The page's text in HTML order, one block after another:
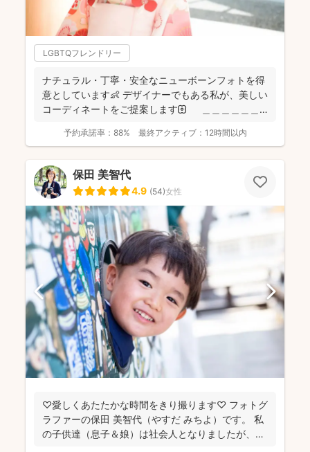
LGBTQフレンドリー
ナチュラル・丁寧・安全なニューボーンフォトを得
意としています👶 デザイナーでもある私が、美しい
コーディネートをご提案します🌼 ＿＿＿＿＿＿
予約承諾率： 88% 最終アクティブ： 12時間以内
保田 美智代
4.9 (54)女性
♡愛しくあたたかな時間をきり撮ります♡ フォトグ
ラファーの保田 美智代（やすだ みちよ）です。 私
の子供達（息子＆娘）は社会人となりましたが、今